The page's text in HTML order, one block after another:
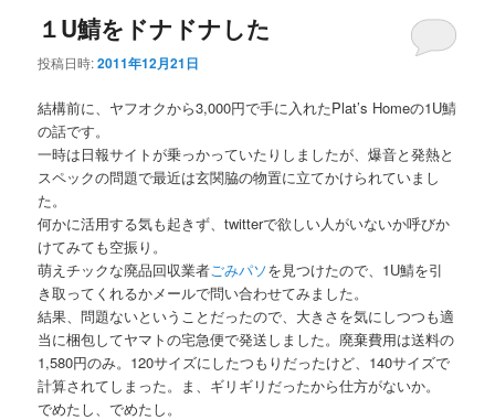
１U鯖をドナドナした
投稿日時:2011年12月21日
結構前に、ヤフオクから3,000円で手に入れたPlat’s Homeの1U鯖
の話です。
一時は日報サイトが乗っかっていたりしましたが、爆音と発熱と
スペックの問題で最近は玄関脇の物置に立てかけられていまし
た。
何かに活用する気も起きず、twitterで欲しい人がいないか呼びか
けてみても空振り。
萌えチックな廃品回収業者ごみパソを見つけたので、1U鯖を引
き取ってくれるかメールで問い合わせてみました。
結果、問題ないということだったので、大きさを気にしつつも適
当に梱包してヤマトの宅急便で発送しました。廃棄費用は送料の
1,580円のみ。120サイズにしたつもりだったけど、140サイズで
計算されてしまった。ま、ギリギリだったから仕方がないか。
でめたし、でめたし。